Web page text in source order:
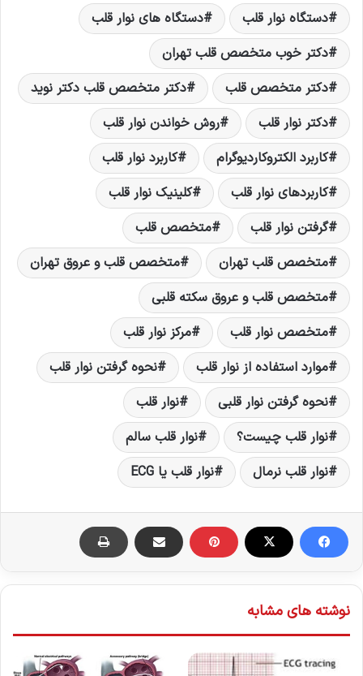
دستگاه نوار قلب
دستگاه های نوار قلب
دکتر خوب متخصص قلب تهران
دکتر متخصص قلب
دکتر متخصص قلب دکتر نويد
دکتر نوار قلب
روش خواندن نوار قلب
کاربرد الکتروکاردیوگرام
کاربرد نوار قلب
کاربردهای نوار قلب
کلینیک نوار قلب
گرفتن نوار قلب
متخصص قلب
متخصص قلب تهران
متخصص قلب و عروق تهران
متخصص قلب و عروق سکته قلبی
متخصص نوار قلب
مرکز نوار قلب
موارد استفاده از نوار قلب
نحوه گرفتن نوار قلب
نحوه گرفتن نوار قلبی
نوار قلب
نوار قلب چیست؟
نوار قلب سالم
نوار قلب نرمال
نوار قلب یا ECG
نوشته های مشابه